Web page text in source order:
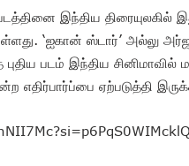
இந்திய
‘ஐகான் ஸ்டார்’ அல்லு
புதிய படம் இந்திய
எதிர்பார்ப்பை ஏற்படுத்தி